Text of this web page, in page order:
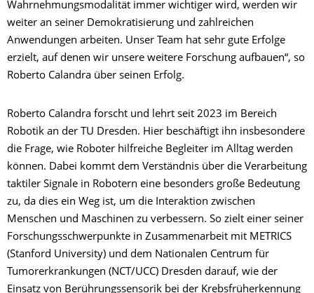
Wahrnehmungsmodalität immer wichtiger wird, werden wir
weiter an seiner Demokratisierung und zahlreichen
Anwendungen arbeiten. Unser Team hat sehr gute Erfolge
erzielt, auf denen wir unsere weitere Forschung aufbauen“, so
Roberto Calandra über seinen Erfolg.
Roberto Calandra forscht und lehrt seit 2023 im Bereich
Robotik an der TU Dresden. Hier beschäftigt ihn insbesondere
die Frage, wie Roboter hilfreiche Begleiter im Alltag werden
können. Dabei kommt dem Verständnis über die Verarbeitung
taktiler Signale in Robotern eine besonders große Bedeutung
zu, da dies ein Weg ist, um die Interaktion zwischen
Menschen und Maschinen zu verbessern. So zielt einer seiner
Forschungsschwerpunkte in Zusammenarbeit mit METRICS
(Stanford University) und dem Nationalen Centrum für
Tumorerkrankungen (NCT/UCC) Dresden darauf, wie der
Einsatz von Berührungssensorik bei der Krebsfrüherkennung